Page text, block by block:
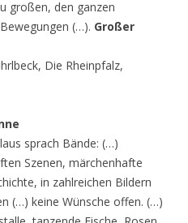
großen, den ganzen
(…). Großer
Die Rheinpfalz,
sprach Bände: (…)
Szenen, märchenhafte
in zahlreichen Bildern
(…) keine Wünsche offen. (…)